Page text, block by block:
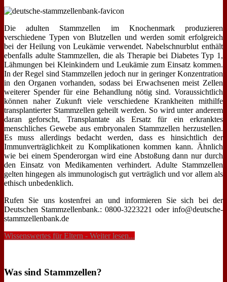
Die adulten Stammzellen im Knochenmark produzieren
verschiedene Typen von Blutzellen und werden somit erfolgreich
bei der Heilung von Leukämie verwendet. Nabelschnurblut enthält
ebenfalls adulte Stammzellen, die als Therapie bei Diabetes Typ 1,
Lähmungen bei Kleinkindern und Leukämie zum Einsatz kommen.
In der Regel sind Stammzellen jedoch nur in geringer Konzentration
in den Organen vorhanden, sodass bei Erwachsenen meist Zellen
weiterer Spender für eine Behandlung nötig sind. Voraussichtlich
können naher Zukunft viele verschiedene Krankheiten mithilfe
transplantierter Stammzellen geheilt werden. So wird unter anderem
daran geforscht, Transplantate als Ersatz für ein erkranktes
menschliches Gewebe aus embryonalen Stammzellen herzustellen.
Es muss allerdings bedacht werden, dass es hinsichtlich der
Immunverträglichkeit zu Komplikationen kommen kann. Ähnlich
wie bei einem Spenderorgan wird eine Abstoßung dann nur durch
den Einsatz von Medikamenten verhindert. Adulte Stammzellen
gelten hingegen als immunologisch gut verträglich und vor allem als
ethisch unbedenklich.
Rufen Sie uns kostenfrei an und informieren Sie sich bei der
Deutschen Stammzellenbank.: 0800-3223221 oder info@deutsche-
stammzellenbank.de
Wissenswertes für Eltern - Weiter lesen...
Was sind Stammzellen?